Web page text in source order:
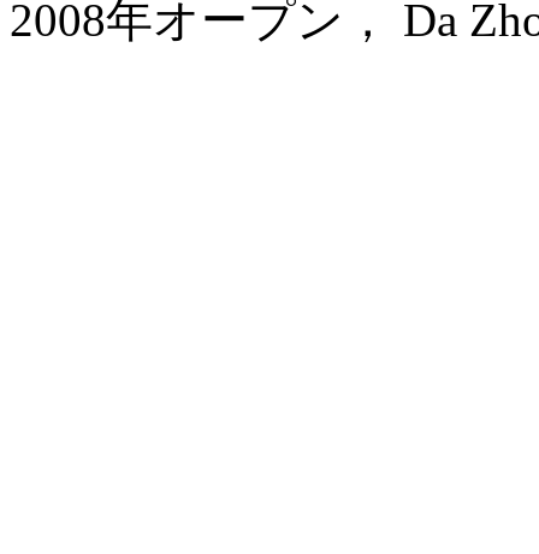
2008年オープン， Da